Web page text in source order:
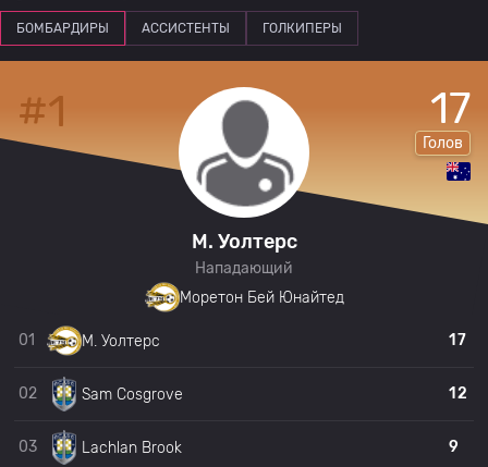
БОМБАРДИРЫ АССИСТЕНТЫ ГОЛКИПЕРЫ
#1
M. Уолтерс
Нападающий
Моретон Бей Юнайтед
17
Голов
01 M. Уолтерс 17
02 Sam Cosgrove 12
03 Lachlan Brook 9